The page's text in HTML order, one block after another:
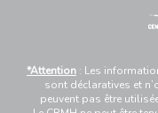
*Attention : Les
sont déclaratives et
peuvent pas être